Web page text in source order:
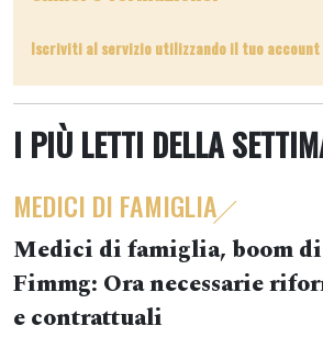
Iscriviti al servizio utilizzando il tuo account
I PIÙ LETTI DELLA
MEDICI DI FAMIGLIA
Medici di famiglia, boom
Fimmg: Ora necessarie
e contrattuali